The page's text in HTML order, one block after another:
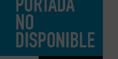
sensible la ausencia de una
ordenada y sencilla del hecho
a ...(ver ficha)